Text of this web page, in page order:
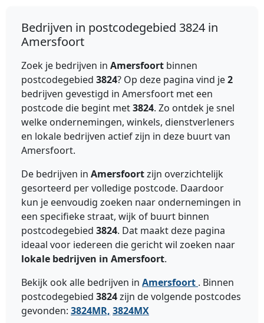
Bedrijven in postcodegebied 3824 in
Amersfoort
Zoek je bedrijven in Amersfoort binnen
postcodegebied 3824? Op deze pagina vind je2
bedrijven gevestigd in Amersfoort met een
postcode die begint met3824. Zo ontdek je snel
welke ondernemingen, winkels, dienstverleners
en lokale bedrijven actief zijn in deze buurt van
Amersfoort.
De bedrijven in Amersfoortzijn overzichtelijk
gesorteerd per volledige postcode. Daardoor
kun je eenvoudig zoeken naar ondernemingen in
een specifieke straat, wijk of buurt binnen
postcodegebied 3824. Dat maakt deze pagina
ideaal voor iedereen die gericht wil zoeken naar
lokale bedrijven in Amersfoort.
Bekijk ook alle bedrijven in Amersfoort . Binnen
postcodegebied 3824zijn de volgende postcodes
gevonden: 3824MR, 3824MX